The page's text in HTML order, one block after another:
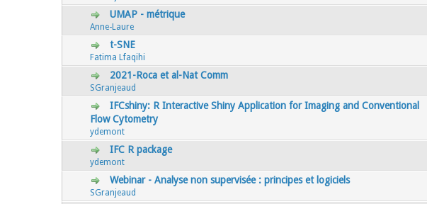
UMAP - métrique
Anne-Laure
0 Votes - 0 sur 5 en moyenne
t-SNE
Fatima Lfaqihi
2021-Roca et al-Nat Comm
SGranjeaud
0 Votes - 0 sur 5 en moyenne
IFCshiny: R Interactive Shiny Application for Imaging and Conventional
Flow Cytometry
ydemont
IFC R package
ydemont
Webinar - Analyse non supervisée : principes et logiciels
SGranjeaud
0 Votes - 0 sur 5 en moyenne
123 4 5